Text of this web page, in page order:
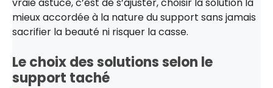
mieux accordée à la nature du support sans jamais
sacrifier la beauté ni risquer la casse.
Le choix des solutions selon le
support taché